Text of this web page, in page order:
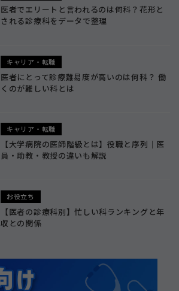
医者でエリートと言われるのは何科？花形と
される診療科をデータで整理
キャリア・転職
医者にとって診療難易度が高いのは何科？ 働
くのが難しい科とは
キャリア・転職
【大学病院の医師階級とは】役職と序列｜医
員・助教・教授の違いも解説
お役立ち
【医者の診療科別】忙しい科ランキングと年
収との関係